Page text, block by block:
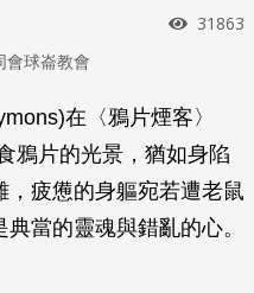
瀏覽次
31863
會球崙教會
在〈鴉片煙客〉
鴉片的光景，猶如身陷
疲憊的身軀宛若遭老鼠
當的靈魂與錯亂的心。